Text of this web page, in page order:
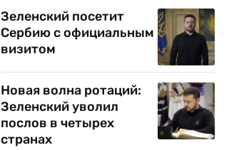
Зеленский посетит
Сербию с официальным
визитом
Новая волна ротаций:
Зеленский уволил
послов в четырех
странах